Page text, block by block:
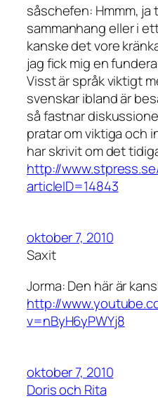
såschefen: Hmmm,
sammanhang eller i
kanske det vore
jag fick mig en
Visst är språk viktigt
svenskar ibland är
så fastnar
pratar om viktiga och
har skrivit om det
http://
articleID=14843
oktober 7, 2010
Saxit
Jorma: Den här är
http://
v=nByH6yPWYj8
oktober 7, 2010
Doris och Rita